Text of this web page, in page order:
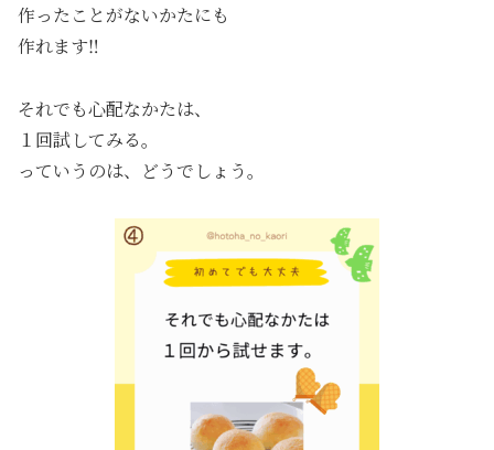
作ったことがないかたにも
作れます‼️
それでも心配なかたは、
１回試してみる。
っていうのは、どうでしょう。